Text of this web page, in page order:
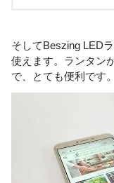
そしてBeszing LED
使えます。ランタン
で、とても便利です。